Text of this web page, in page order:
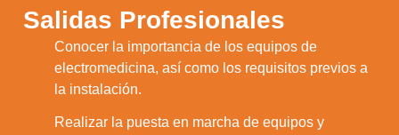
Salidas Profesionales
Conocer la importancia de los equipos de
electromedicina, así como los requisitos previos a
la instalación.
Realizar la puesta en marcha de equipos y